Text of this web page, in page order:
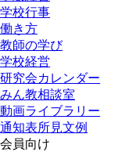
学校行事
働き方
教師の学び
学校経営
研究会カレンダー
みん教相談室
動画ライブラリー
通知表所見文例
会員向け